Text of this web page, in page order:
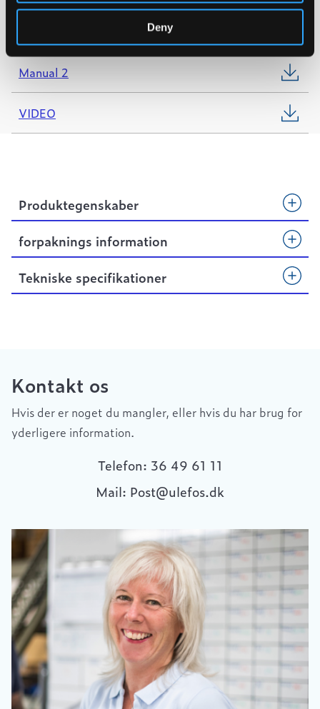
Deny
Manual 2
VIDEO
Produktegenskaber
forpaknings information
Tekniske specifikationer
Kontakt os
Hvis der er noget du mangler, eller hvis du har brug for
yderligere information.
Telefon: 36 49 61 11
Mail: Post@ulefos.dk